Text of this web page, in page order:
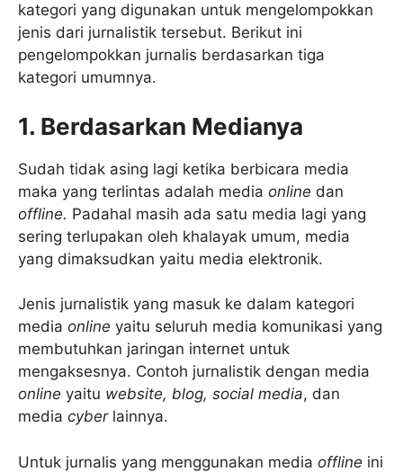
kategori yang digunakan untuk mengelompokkan
jenis dari jurnalistik tersebut. Berikut ini
pengelompokkan jurnalis berdasarkan tiga
kategori umumnya.
1. Berdasarkan Medianya
Sudah tidak asing lagi ketika berbicara media
maka yang terlintas adalah media online dan
offline. Padahal masih ada satu media lagi yang
sering terlupakan oleh khalayak umum, media
yang dimaksudkan yaitu media elektronik.
Jenis jurnalistik yang masuk ke dalam kategori
media online yaitu seluruh media komunikasi yang
membutuhkan jaringan internet untuk
mengaksesnya. Contoh jurnalistik dengan media
online yaitu website, blog, social media, dan
media cyberlainnya.
Untuk jurnalis yang menggunakan media offline ini